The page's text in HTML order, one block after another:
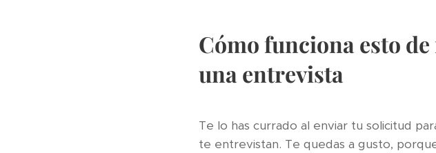
Cómo funciona esto
una entrevista
Te lo has currado al enviar tu solicitud
te entrevistan. Te quedas a gusto,